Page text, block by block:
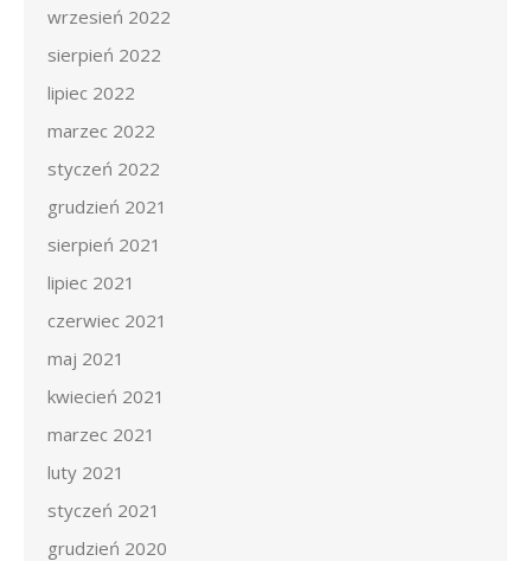
wrzesień 2022
sierpień 2022
lipiec 2022
marzec 2022
styczeń 2022
grudzień 2021
sierpień 2021
lipiec 2021
czerwiec 2021
maj 2021
kwiecień 2021
marzec 2021
luty 2021
styczeń 2021
grudzień 2020